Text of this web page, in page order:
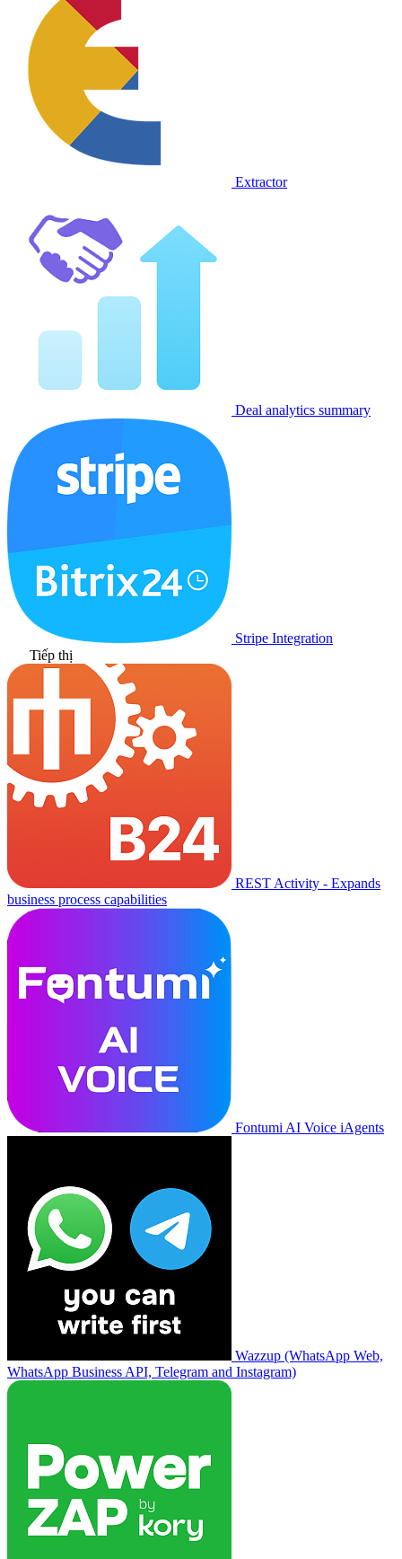
Extractor
Deal analytics summary
Stripe Integration
Tiếp thị
REST Activity - Expands
business process capabilities
Fontumi AI Voice iAgents
Wazzup (WhatsApp Web,
WhatsApp Business API, Telegram and Instagram)